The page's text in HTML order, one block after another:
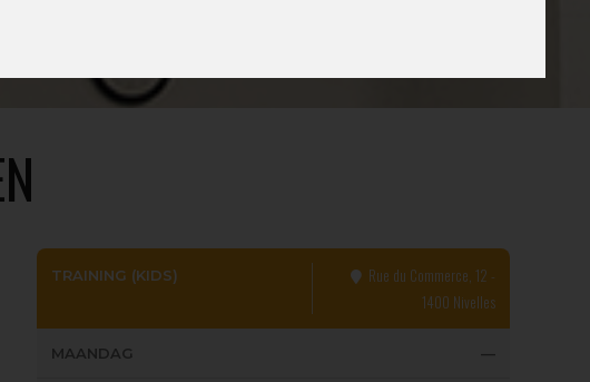
TRAINING (KIDS)
Rue du Commerce, 12 -
1400 Nivelles
MAANDAG —